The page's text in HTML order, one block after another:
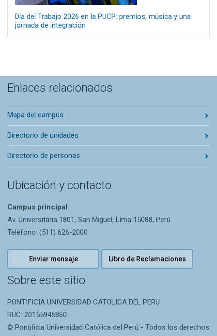
Día del Trabajo 2026 en la PUCP: premios, música y una
jornada de integración
Enlaces relacionados
Mapa del campus
Directorio de unidades
Directorio de personas
Ubicación y contacto
Campus principal
Av. Universitaria 1801, San Miguel, Lima 15088, Perú
Teléfono: (511) 626-2000
Enviar mensaje Libro de Reclamaciones
Sobre este sitio
PONTIFICIA UNIVERSIDAD CATOLICA DEL PERU
RUC: 20155945860
© Pontificia Universidad Católica del Perú - Todos los derechos